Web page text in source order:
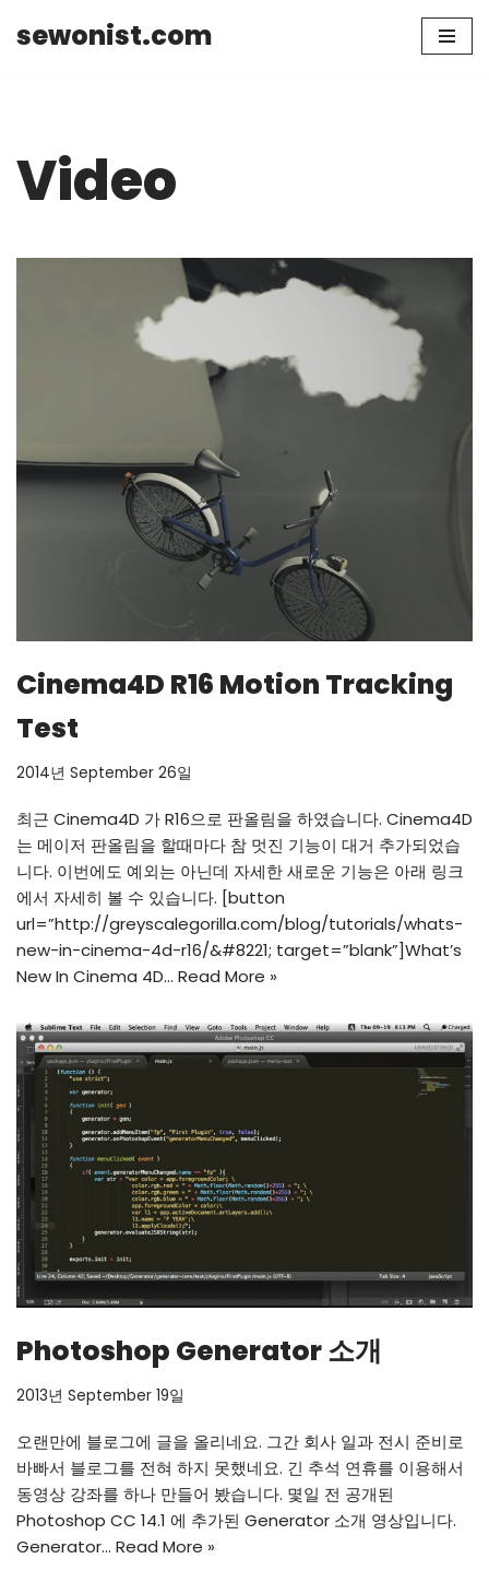
sewonist.com
Video
Cinema4D R16 Motion Tracking
Test
2014년 September 26일
최근 Cinema4D 가 R16으로 판올림을 하였습니다. Cinema4D
는 메이저 판올림을 할때마다 참 멋진 기능이 대거 추가되었습
니다. 이번에도 예외는 아닌데 자세한 새로운 기능은 아래 링크
에서 자세히 볼 수 있습니다. [button
url=”http://greyscalegorilla.com/blog/tutorials/whats-
new-in-cinema-4d-r16/&#8221; target=”blank”]What’s
New In Cinema 4D… Read More »
Photoshop Generator 소개
2013년 September 19일
오랜만에 블로그에 글을 올리네요. 그간 회사 일과 전시 준비로
바빠서 블로그를 전혀 하지 못했네요. 긴 추석 연휴를 이용해서
동영상 강좌를 하나 만들어 봤습니다. 몇일 전 공개된
Photoshop CC 14.1 에 추가된 Generator 소개 영상입니다.
Generator… Read More »